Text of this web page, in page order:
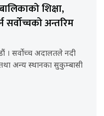
शिक्षा,
सर्वोच्चको अन्तरिम
। सर्वोच्च अदालतले नदी
अन्य स्थानका सुकुम्बासी